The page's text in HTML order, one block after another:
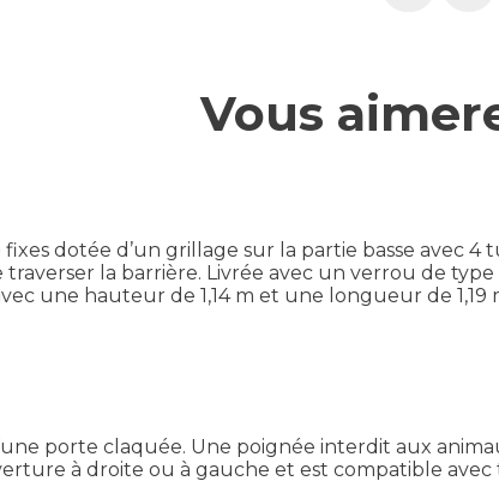
Vous
dotée d’un grillage sur la partie basse avec
la barrière. Livrée avec un verrou de
une hauteur de 1,14 m et une longueur de 1,19
porte claquée. Une poignée interdit aux
à droite ou à gauche et est compatible